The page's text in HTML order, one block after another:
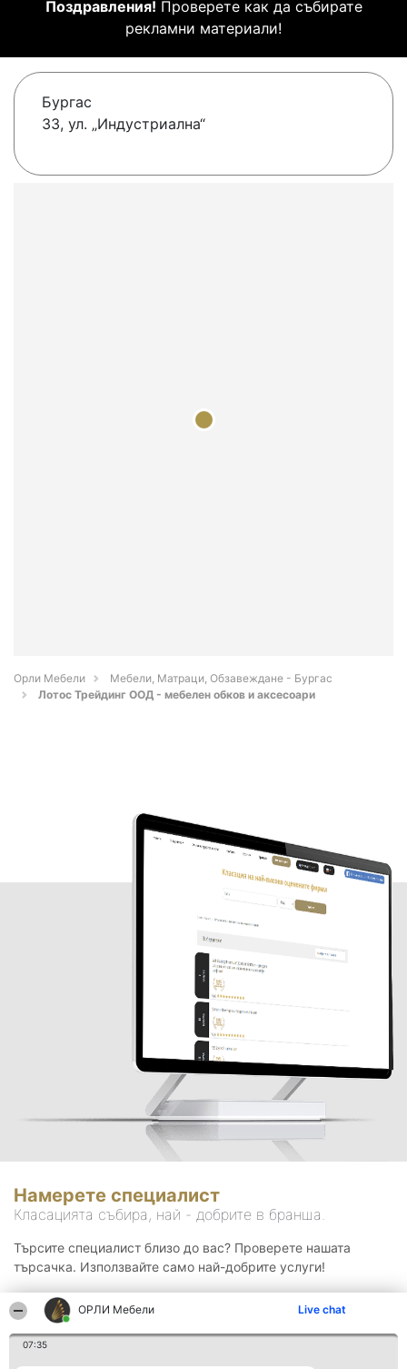
ОРЛИ Мебели Live chat
07:35
Поздравления! Проверете как да събирате
рекламни материали!
Бургас
33, ул. „Индустриална“
Орли Мебели
Мебели, Матраци, Обзавеждане - Бургас
Лотос Трейдинг ООД - мебелен обков и аксесоари
Намерете специалист
Класацията събира, най - добрите в бранша.
Търсите специалист близо до вас? Проверете нашата
търсачка. Използвайте само най-добрите услуги!